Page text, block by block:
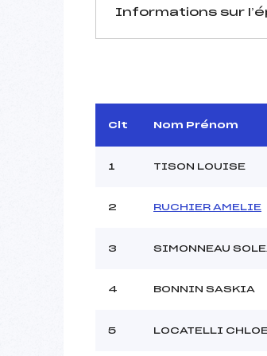
Informations sur
D.T Adjoint :
Dir. Epreuve :
Pénalité appliquée :
Clt Nom Prénom
1 TISON LOUISE
2 RUCHIER AMELIE
3 SIMONNEAU
4 BONNIN SASKIA
5 LOCATELLI